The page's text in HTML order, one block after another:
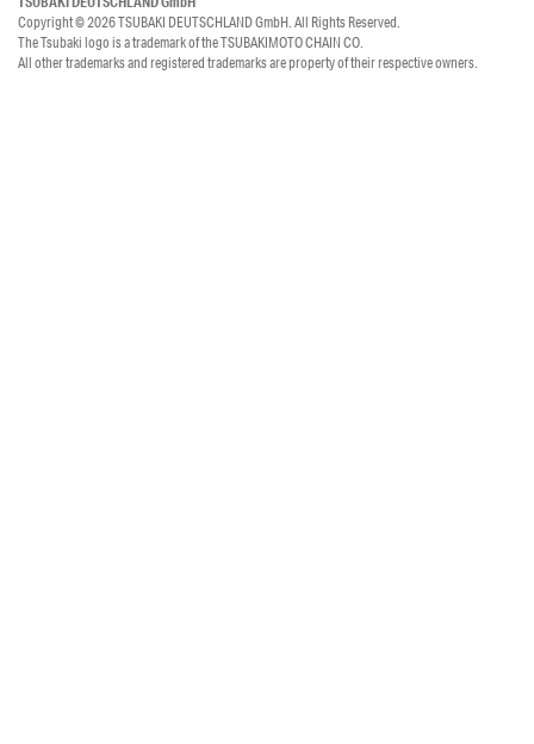
Copyright © 2026TSUBAKI DEUTSCHLANDGmbH. All Rights Reserved.
The Tsubaki logo is a trademark of theTSUBAKIMOTO CHAIN CO.
All other trademarks and registered trademarks are property of their respective owners.